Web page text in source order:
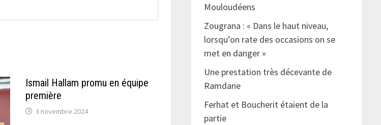
Ismail Hallam promu en équipe
première
3 novembre 2024
Mouloudéens
Zougrana : « Dans le haut niveau,
lorsqu’on rate des occasions on se
met en danger »
Une prestation très décevante de
Ramdane
Ferhat et Boucherit étaient de la
partie